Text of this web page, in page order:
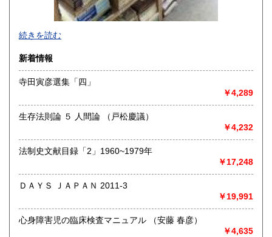
-
沿線名：-
最寄駅：-
営業時間：-
定休日：-
書籍の買取について
取り扱い分野
総記、哲学宗教、歴史、社会科学、自然科学、美術工芸、国
カルチャー、古書一般（その他）
続きを読む
新着情報
寺田寅彦選集「四」
￥4,289
生存法則論 ５ 人間論 （戸松慶議）
￥4,232
法制史文献目録「2」1960~1979年
￥17,248
ＤＡＹＳ ＪＡＰＡＮ 2011-3
￥19,991
心身障害児の臨床検査マニュアル （安藤 春彦）
￥4,635